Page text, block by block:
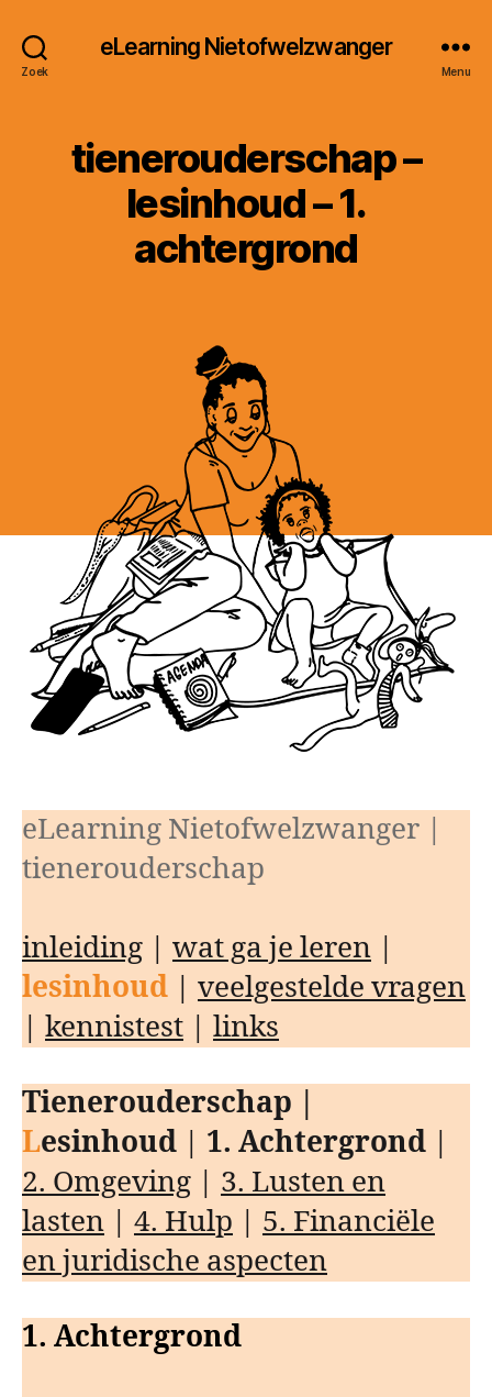
Zoek
eLearning Nietofwelzwanger
Menu
tienerouderschap –
lesinhoud – 1.
achtergrond
eLearning Nietofwelzwanger |
tienerouderschap
inleiding wat ga je leren
lesinhoud
veelgestelde vragen
kennistest links
Tienerouderschap |
Lesinhoud 1. Achtergrond
2. Omgeving
3. Lusten en
lasten
4. Hulp
5. Financiële
en juridische aspecten
1. Achtergrond